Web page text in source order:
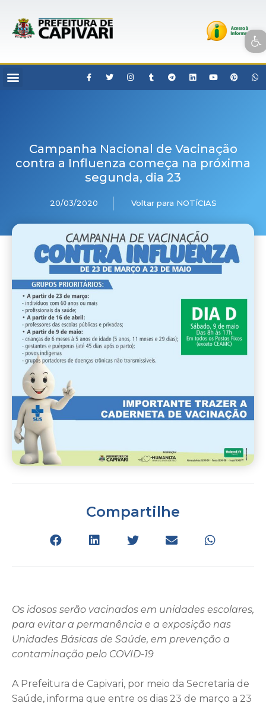
Open toolbar
Campanha Nacional de Vacinação
contra a Influenza começa na próxima
segunda, dia 23
20/03/2020 Voltar para NOTÍCIAS
Compartilhe
Os idosos serão vacinados em unidades escolares,
para evitar a permanência e a exposição nas
Unidades Básicas de Saúde, em prevenção a
contaminação pelo COVID-19
A Prefeitura de Capivari, por meio da Secretaria de
Saúde, informa que entre os dias 23 de março a 23